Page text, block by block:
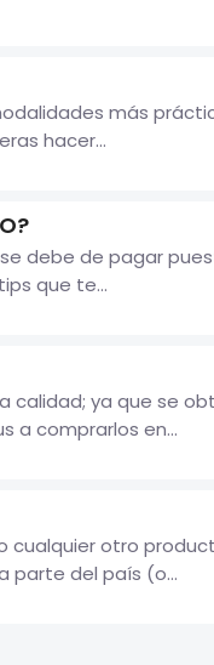
más
hacer...
debe de pagar
que te...
calidad; ya que se
a comprarlos en...
otro
parte del país (o...